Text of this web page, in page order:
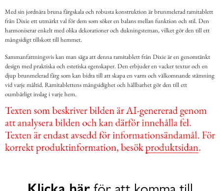
Med sin jordnära bruna färgskala och robusta konstruktion är brunmelerad ramitablett
från Dixie ett utmärkt val för dem som söker en balans mellan funktion och stil. Den
harmoniserar enkelt med olika dekorationer och dukningsteman, vilket gör den till ett
mångsidigt tillskott till hemmet.
Sammanfattningsvis kan man säga att denna ramitablett från Dixie är en genomtänkt
design med praktiska och estetiska egenskaper. Den erbjuder en vacker textur och en
djup brunmelerad färg som kan bidra till att skapa en varm och välkomnande stämning
vid varje måltid. Ramitablettens mångsidighet och hållbarhet gör den till ett
oumbärligt inslag i varje hem.